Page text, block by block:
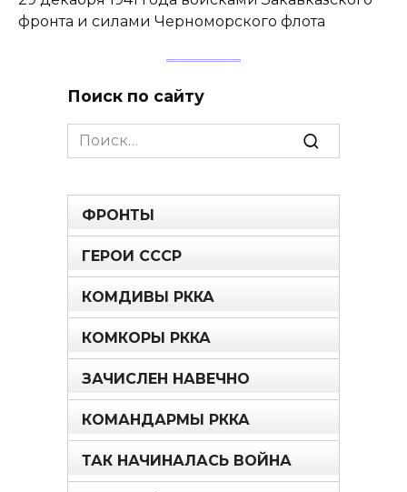
фронта и силами Черноморского флота
Поиск по сайту
Search
for:
ФРОНТЫ
ГЕРОИ СССР
КОМДИВЫ РККА
КОМКОРЫ РККА
ЗАЧИСЛЕН НАВЕЧНО
КОМАНДАРМЫ РККА
ТАК НАЧИНАЛАСЬ ВОЙНА